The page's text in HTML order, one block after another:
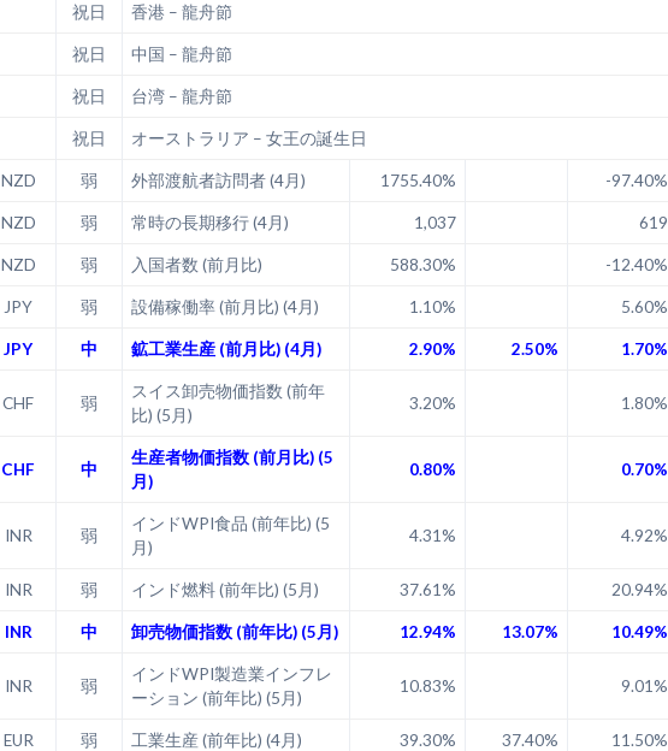
祝日 香港 – 龍舟節
祝日 中国 – 龍舟節
祝日 台湾 – 龍舟節
祝日 オーストラリア – 女王の誕生日
NZD 弱 外部渡航者訪問者 (4月) 1755.40% -97.40%
NZD 弱 常時の長期移行 (4月) 1,037 619
NZD 弱 入国者数 (前月比) 588.30% -12.40%
JPY 弱 設備稼働率 (前月比) (4月) 1.10% 5.60%
JPY 中 鉱工業生産 (前月比) (4月) 2.90% 2.50% 1.70%
CHF 弱
スイス卸売物価指数 (前年
比) (5月)
3.20% 1.80%
CHF 中
生産者物価指数 (前月比) (5
月)
0.80% 0.70%
INR 弱
インドWPI食品 (前年比) (5
月)
4.31% 4.92%
INR 弱 インド燃料 (前年比) (5月) 37.61% 20.94%
INR 中 卸売物価指数 (前年比) (5月) 12.94% 13.07% 10.49%
INR 弱
インドWPI製造業インフレ
ーション (前年比) (5月)
10.83% 9.01%
EUR 弱 工業生産 (前年比) (4月) 39.30% 37.40% 11.50%